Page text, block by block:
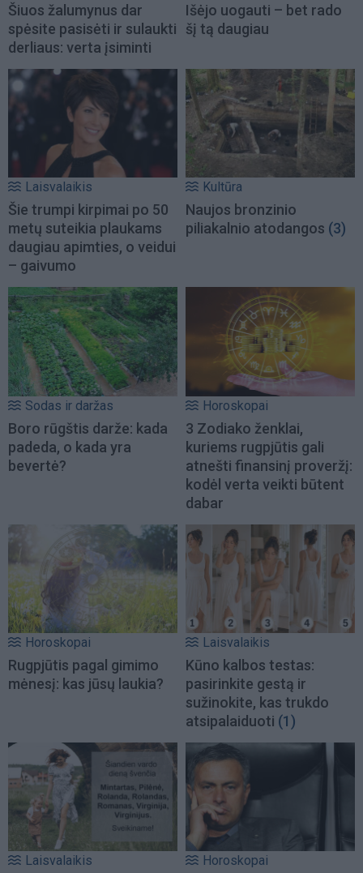
Šiuos žalumynus dar
spėsite pasisėti ir sulaukti
derliaus: verta įsiminti
Išėjo uogauti – bet rado
šį tą daugiau
Laisvalaikis
Šie trumpi kirpimai po 50
metų suteikia plaukams
daugiau apimties, o veidui
– gaivumo
Kultūra
Naujos bronzinio
piliakalnio atodangos (3)
Sodas ir daržas
Boro rūgštis darže: kada
padeda, o kada yra
bevertė?
Horoskopai
3 Zodiako ženklai,
kuriems rugpjūtis gali
atnešti finansinį proveržį:
kodėl verta veikti būtent
dabar
Horoskopai
Rugpjūtis pagal gimimo
mėnesį: kas jūsų laukia?
Laisvalaikis
Kūno kalbos testas:
pasirinkite gestą ir
sužinokite, kas trukdo
atsipalaiduoti (1)
Laisvalaikis Horoskopai